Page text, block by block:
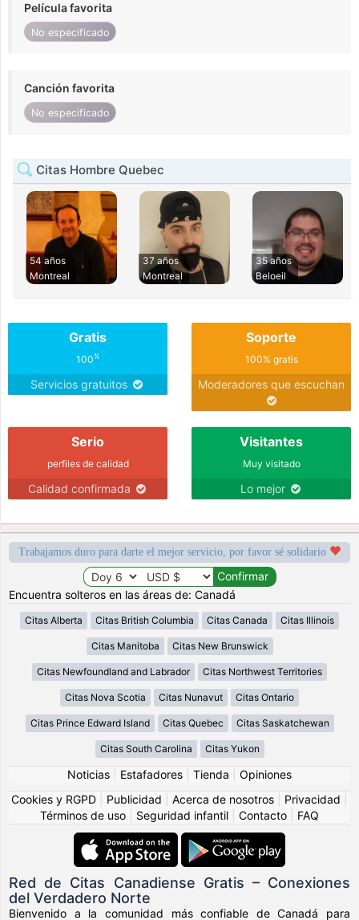
Película favorita
No especificado
Canción favorita
No especificado
Citas Hombre Quebec
54 años
Montreal
37 años
Montreal
35 años
Beloeil
Gratis
100%
Servicios gratuitos
Soporte
100% gratis
Moderadores que escuchan
Serio
perfiles de calidad
Calidad confirmada
Visitantes
Muy visitado
Lo mejor
Trabajamos duro para darte el mejor servicio, por favor sé solidario
Encuentra solteros en las áreas de: Canadá
Citas Alberta Citas British Columbia Citas Canada Citas Illinois
Citas Manitoba Citas New Brunswick
Citas Newfoundland and Labrador Citas Northwest Territories
Citas Nova Scotia Citas Nunavut Citas Ontario
Citas Prince Edward Island Citas Quebec Citas Saskatchewan
Citas South Carolina Citas Yukon
Noticias Estafadores Tienda
Opiniones
Cookies y RGPD
Publicidad Acerca de nosotros Privacidad
Términos de uso
Seguridad infantil Contacto FAQ
Red de Citas Canadiense Gratis – Conexiones
del Verdadero Norte
Bienvenido a la comunidad más confiable de Canadá para